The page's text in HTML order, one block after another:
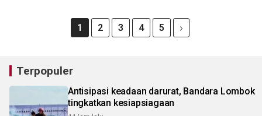
1 2 3 4 5
Terpopuler
Antisipasi keadaan darurat, Bandara Lombok
tingkatkan kesiapsiagaan